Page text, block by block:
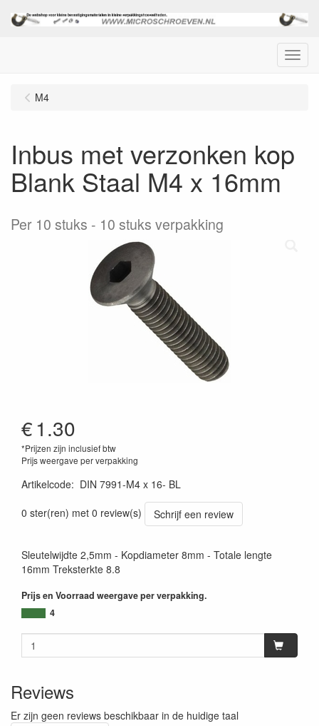
Menu
M4
Inbus met verzonken kop
Blank Staal M4 x 16mm
Per 10 stuks 10 stuks verpakking
€1.30
*Prijzen zijn inclusief btw
Prijs weergave per verpakking
Artikelcode: DIN 7991-M4 x 16- BL
0 ster(ren) met 0 review(s)
Schrijf een review
Sleutelwijdte 2,5mm - Kopdiameter 8mm - Totale lengte
16mm Treksterkte 8.8
Prijs en Voorraad weergave per verpakking.
4
Reviews
Er zijn geen reviews beschikbaar in de huidige taal